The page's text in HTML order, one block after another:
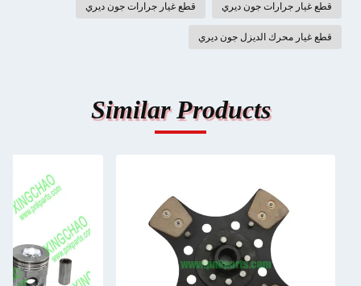
قطع غيار جرارات جون ديري قطع غيار جرارات جون ديري
قطع غيار محرك الديزل جون ديري
Similar Products